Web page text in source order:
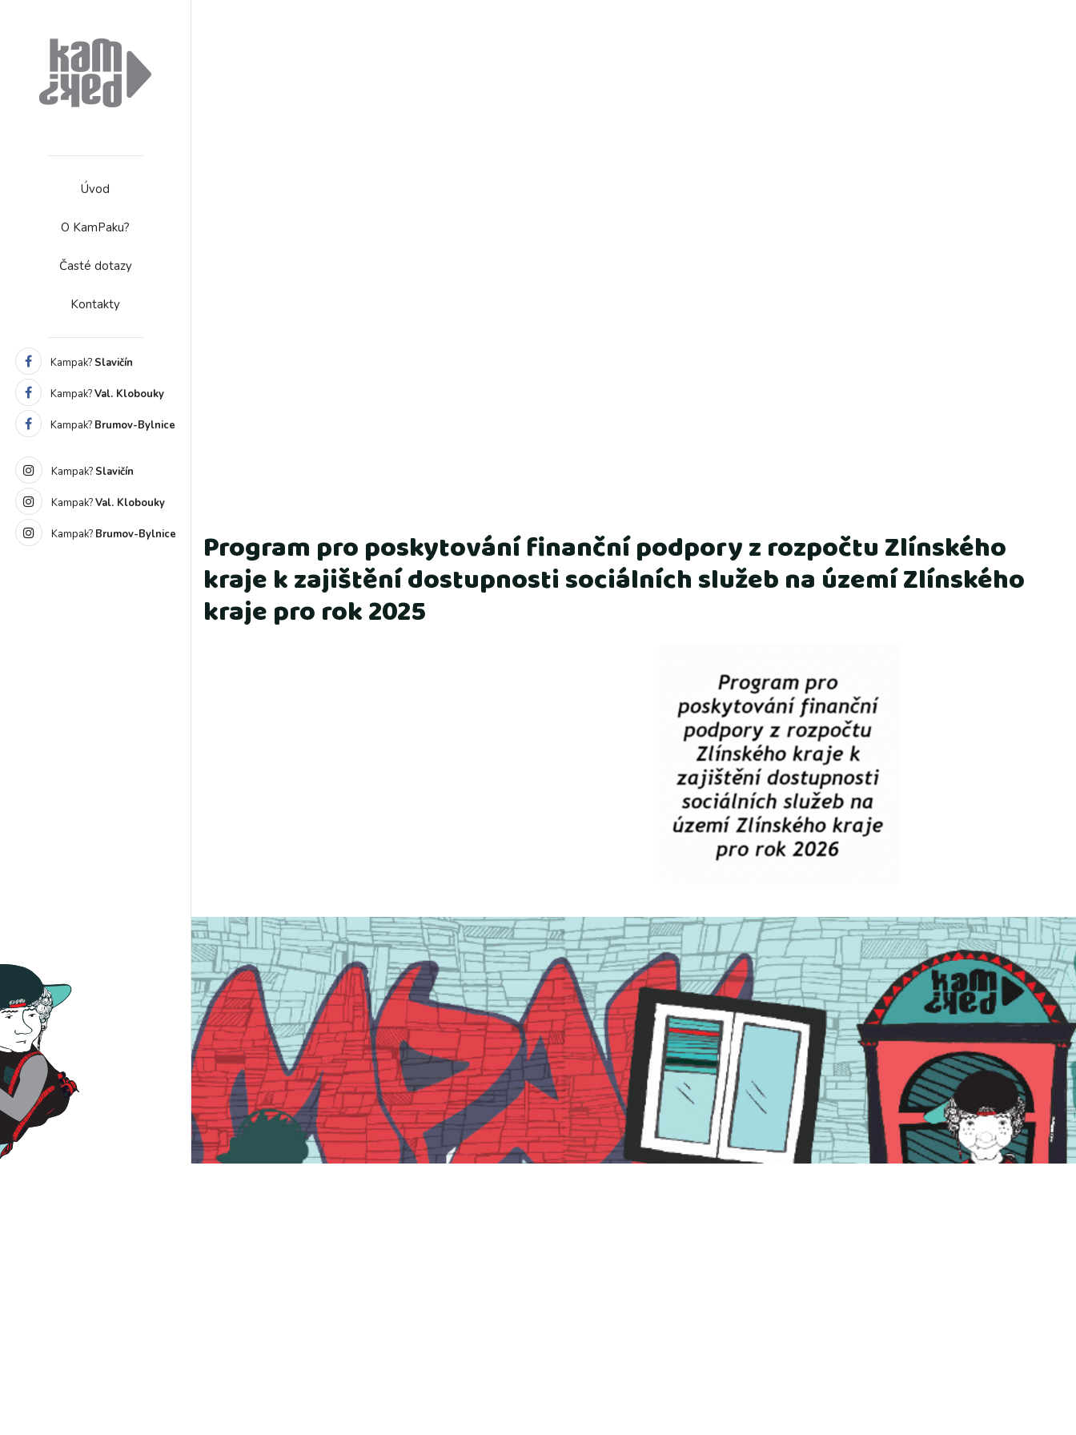
Úvod
O KamPaku?
Časté dotazy
Kontakty
Kampak? Slavičín
Kampak?Val. Klobouky
Kampak? Brumov-Bylnice
Kampak? Slavičín
Kampak?Val. Klobouky
Kampak? Brumov-Bylnice Program pro poskytování finanční podpory z rozpočtu Zlínského
kraje k zajištění dostupnosti sociálních služeb na území Zlínského
kraje pro rok 2025